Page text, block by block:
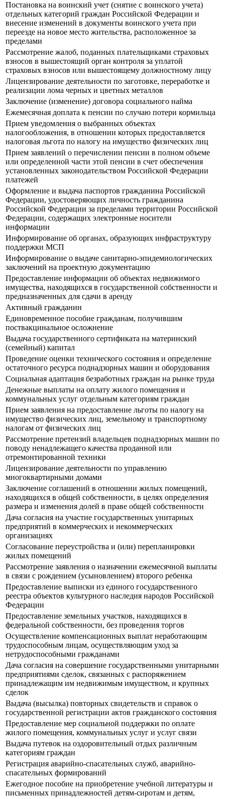
Постановка на воинский учет (снятие с воинского учета)
отдельных категорий граждан Российской Федерации и
внесение изменений в документы воинского учета при
переезде на новое место жительства, расположенное за
пределами
Рассмотрение жалоб, поданных плательщиками страховых
взносов в вышестоящий орган контроля за уплатой
страховых взносов или вышестоящему должностному лицу
Лицензирование деятельности по заготовке, переработке и
реализации лома черных и цветных металлов
Заключение (изменение) договора социального найма
Ежемесячная доплата к пенсии по случаю потери кормильца
Прием уведомления о выбранных объектах
налогообложения, в отношении которых предоставляется
налоговая льгота по налогу на имущество физических лиц
Прием заявлений о перечислении пенсии в полном объеме
или определенной части этой пенсии в счет обеспечения
установленных законодательством Российской Федерации
платежей
Оформление и выдача паспортов гражданина Российской
Федерации, удостоверяющих личность гражданина
Российской Федерации за пределами территории Российской
Федерации, содержащих электронные носители
информации
Информирование об органах, образующих инфраструктуру
поддержки МСП
Информирование о выдаче санитарно-эпидемиологических
заключений на проектную документацию
Предоставление информации об объектах недвижимого
имущества, находящихся в государственной собственности и
предназначенных для сдачи в аренду
Активный гражданин
Единовременное пособие гражданам, получившим
поствакцинальное осложнение
Выдача государственного сертификата на материнский
(семейный) капитал
Проведение оценки технического состояния и определение
остаточного ресурса поднадзорных машин и оборудования
Социальная адаптация безработных граждан на рынке труда
Денежные выплаты на оплату жилого помещения и
коммунальных услуг отдельным категориям граждан
Прием заявления на предоставление льготы по налогу на
имущество физических лиц, земельному и транспортному
налогам от физических лиц
Рассмотрение претензий владельцев поднадзорных машин по
поводу ненадлежащего качества проданной или
отремонтированной техники
Лицензирование деятельности по управлению
многоквартирными домами
Заключение соглашений в отношении жилых помещений,
находящихся в общей собственности, в целях определения
размера и изменения долей в праве общей собственности
Дача согласия на участие государственных унитарных
предприятий в коммерческих и некоммерческих
организациях
Согласование переустройства и (или) перепланировки
жилых помещений
Рассмотрение заявления о назначении ежемесячной выплаты
в связи с рождением (усыновлением) второго ребенка
Предоставление выписки из единого государственного
реестра объектов культурного наследия народов Российской
Федерации
Предоставление земельных участков, находящихся в
федеральной собственности, без проведения торгов
Осуществление компенсационных выплат неработающим
трудоспособным лицам, осуществляющим уход за
нетрудоспособными гражданами
Дача согласия на совершение государственными унитарными
предприятиями сделок, связанных с распоряжением
принадлежащим им недвижимым имуществом, и крупных
сделок
Выдача (высылка) повторных свидетельств и справок о
государственной регистрации актов гражданского состояния
Предоставление мер социальной поддержки по оплате
жилого помещения, коммунальных услуг и услуг связи
Выдача путевок на оздоровительный отдых различным
категориям граждан
Регистрация аварийно-спасательных служб, аварийно-
спасательных формирований
Ежегодное пособие на приобретение учебной литературы и
письменных принадлежностей детям-сиротам и детям,